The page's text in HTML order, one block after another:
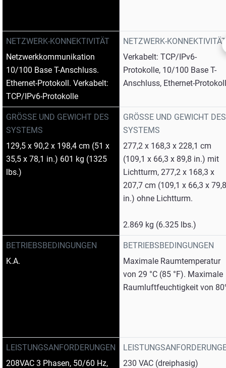
NETZWERK-KONNEKTIVITÄT
Netzwerkkommunikation
10/100 Base T-Anschluss.
Ethernet-Protokoll. Verkabelt:
TCP/IPv6-Protokolle
GRÖSSE UND GEWICHT DES S
YSTEMS
129,5 x 90,2 x 198,4 cm (51 x
35,5 x 78,1 in.) 601 kg (1325
lbs.)
BETRIEBSBEDINGUNGEN
K.A.
LEISTUNGSANFORDERUNGEN
208VAC 3 Phasen, 50/60 Hz,
NETZWERK-KONNEKTIVITÄT
Verkabelt: TCP/IPv6-
Protokolle, 10/100 Base T-
Anschluss, Ethernet-Protokoll
GRÖSSE UND GEWICHT DES S
YSTEMS
277,2 x 168,3 x 228,1 cm
(109,1 x 66,3 x 89,8 in.) mit
Lichtturm, 277,2 x 168,3 x
207,7 cm (109,1 x 66,3 x 79,8
in.) ohne Lichtturm.
2.869 kg (6.325 lbs.)
BETRIEBSBEDINGUNGEN
Maximale Raumtemperatur
von 29 °C (85 °F). Maximale
Raumluftfeuchtigkeit von
230 VAC (dreiphasig)